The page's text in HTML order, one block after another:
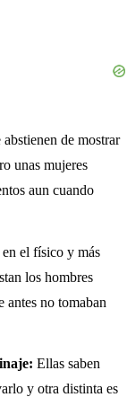
de mostrar
unas mujeres
aun cuando
el físico y más
los hombres
antes no tomaban
Ellas saben
y otra distinta es